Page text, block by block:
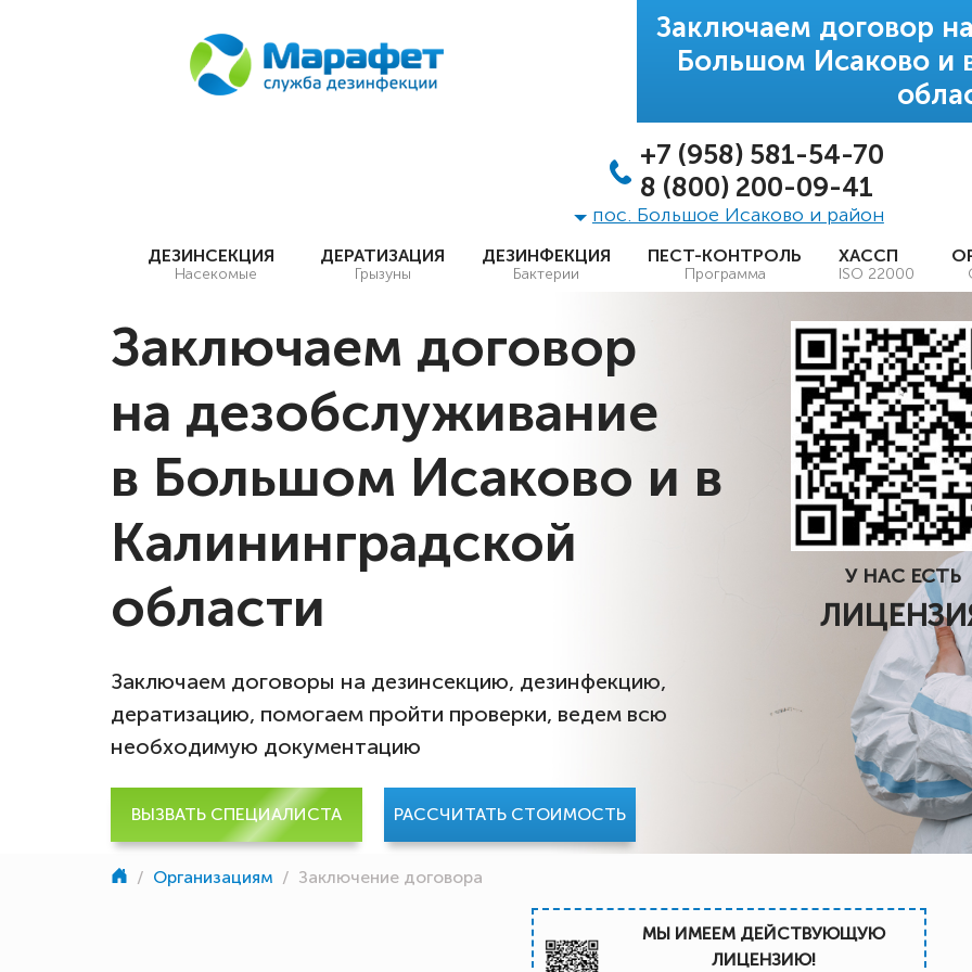
Заключаем договор
Большом Исаково и
+7 (958) 581-54-70
8 (800) 200-09-41
пос. Большое Исаково и район
ДЕЗИНСЕКЦИЯ
Насекомые
ДЕРАТИЗАЦИЯ
Грызуны
ДЕЗИНФЕКЦИЯ
Бактерии
ПЕСТ-КОНТРОЛЬ
Программа
ХАССП
ISO 22000
Заключаем договор
на дезобслуживание
в Большом Исаково и в
Калининградской
области
Заключаем договоры на дезинсекцию, дезинфекцию,
дератизацию, помогаем пройти проверки, ведем всю
необходимую документацию
ВЫЗВАТЬ СПЕЦИАЛИСТА РАССЧИТАТЬ СТОИМОСТЬ
У НАС ЕСТЬ
/ Организациям / Заключение договора
МЫ ИМЕЕМ ДЕЙСТВУЮЩУЮ
ЛИЦЕНЗИЮ!